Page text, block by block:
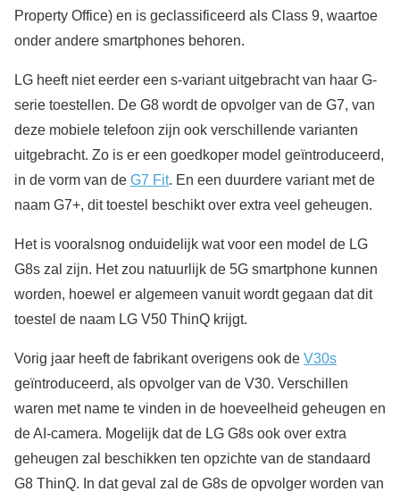
Property Office) en is geclassificeerd als Class 9, waartoe
onder andere smartphones behoren.
LG heeft niet eerder een s-variant uitgebracht van haar G-
serie toestellen. De G8 wordt de opvolger van de G7, van
deze mobiele telefoon zijn ook verschillende varianten
uitgebracht. Zo is er een goedkoper model geïntroduceerd,
in de vorm van de G7 Fit. En een duurdere variant met de
naam G7+, dit toestel beschikt over extra veel geheugen.
Het is vooralsnog onduidelijk wat voor een model de LG
G8s zal zijn. Het zou natuurlijk de 5G smartphone kunnen
worden, hoewel er algemeen vanuit wordt gegaan dat dit
toestel de naam LG V50 ThinQ krijgt.
Vorig jaar heeft de fabrikant overigens ook de V30s
geïntroduceerd, als opvolger van de V30. Verschillen
waren met name te vinden in de hoeveelheid geheugen en
de AI-camera. Mogelijk dat de LG G8s ook over extra
geheugen zal beschikken ten opzichte van de standaard
G8 ThinQ. In dat geval zal de G8s de opvolger worden van